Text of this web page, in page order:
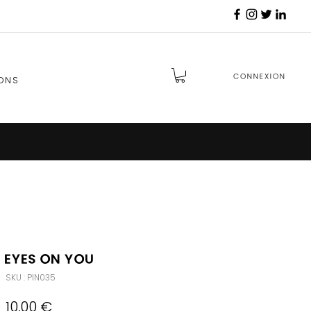
Connexion
Eyes on You
SKU : PIN035
10,00 €Prix